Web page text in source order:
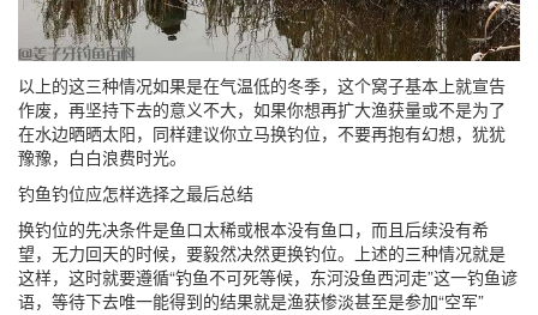
以上的这三种情况如果是在气温低的冬季，这个窝子基本上就宣告
作废，再坚持下去的意义不大，如果你想再扩大渔获量或不是为了
在水边晒晒太阳，同样建议你立马换钓位，不要再抱有幻想，犹犹
豫豫，白白浪费时光。
钓鱼钓位应怎样选择之最后总结
换钓位的先决条件是鱼口太稀或根本没有鱼口，而且后续没有希
望，无力回天的时候，要毅然决然更换钓位。上述的三种情况就是
这样，这时就要遵循“钓鱼不可死等候，东河没鱼西河走”这一钓鱼谚
语，等待下去唯一能得到的结果就是渔获惨淡甚至是参加“空军”